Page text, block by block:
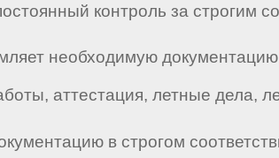
контроль за строгим
необходимую
аттестация, летные дела,
в строгом